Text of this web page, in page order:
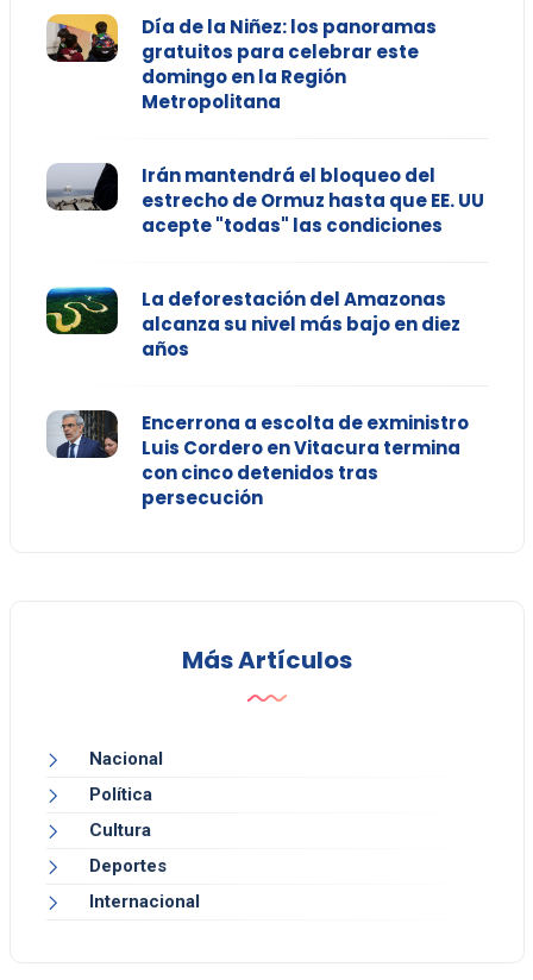
Día de la Niñez: los panoramas
gratuitos para celebrar este
domingo en la Región
Metropolitana
Irán mantendrá el bloqueo del
estrecho de Ormuz hasta que EE. UU
acepte "todas" las condiciones
La deforestación del Amazonas
alcanza su nivel más bajo en diez
años
Encerrona a escolta de exministro
Luis Cordero en Vitacura termina
con cinco detenidos tras
persecución
Más Artículos
Nacional
Política
Cultura
Deportes
Internacional